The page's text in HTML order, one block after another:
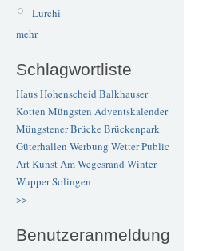
Lurchi
mehr
Schlagwortliste
Haus Hohenscheid Balkhauser
Kotten Müngsten Adventskalender
Müngstener BrückeBrückenpark
Güterhallen Werbung WetterPublic
ArtKunstAm Wegesrand Winter
WupperSolingen
>>
Benutzeranmeldung